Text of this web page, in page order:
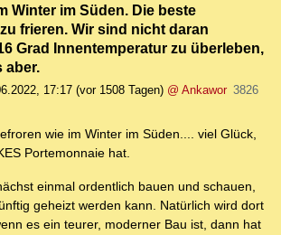
Winter im Süden. Die beste
frieren. Wir sind nicht daran
Grad Innentemperatur zu überleben,
aber.
17:17 (vor 1508 Tagen) @ Ankawor 3826
wie im Winter im Süden.... viel Glück,
Portemonnaie hat.
einmal ordentlich bauen und schauen,
geheizt werden kann. Natürlich wird dort
es ein teurer, moderner Bau ist, dann hat